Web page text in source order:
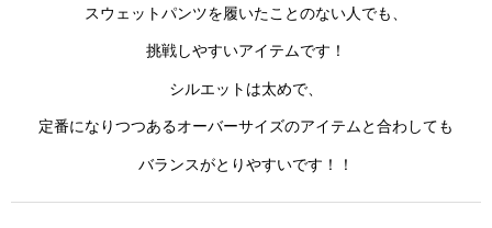
スウェットパンツを履いたことのない人でも、
挑戦しやすいアイテムです！
シルエットは太めで、
定番になりつつあるオーバーサイズのアイテムと合わしても
バランスがとりやすいです！！